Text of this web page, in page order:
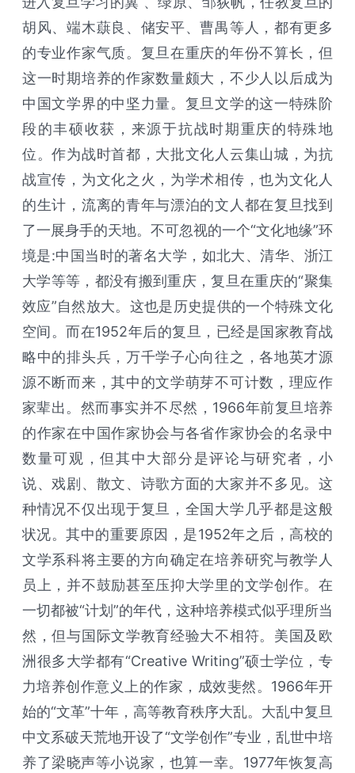
胡风、端木蕻良、储安平、曹禺等人，都有更多
的专业作家气质。复旦在重庆的年份不算长，但
这一时期培养的作家数量颇大，不少人以后成为
中国文学界的中坚力量。复旦文学的这一特殊阶
段的丰硕收获，来源于抗战时期重庆的特殊地
位。作为战时首都，大批文化人云集山城，为抗
战宣传，为文化之火，为学术相传，也为文化人
的生计，流离的青年与漂泊的文人都在复旦找到
了一展身手的天地。不可忽视的一个“文化地缘”环
境是:中国当时的著名大学，如北大、清华、浙江
大学等等，都没有搬到重庆，复旦在重庆的“聚集
效应”自然放大。这也是历史提供的一个特殊文化
空间。而在1952年后的复旦，已经是国家教育战
略中的排头兵，万千学子心向往之，各地英才源
源不断而来，其中的文学萌芽不可计数，理应作
家辈出。然而事实并不尽然，1966年前复旦培养
的作家在中国作家协会与各省作家协会的名录中
数量可观，但其中大部分是评论与研究者，小
说、戏剧、散文、诗歌方面的大家并不多见。这
种情况不仅出现于复旦，全国大学几乎都是这般
状况。其中的重要原因，是1952年之后，高校的
文学系科将主要的方向确定在培养研究与教学人
员上，并不鼓励甚至压抑大学里的文学创作。在
一切都被“计划”的年代，这种培养模式似乎理所当
然，但与国际文学教育经验大不相符。美国及欧
洲很多大学都有“Creative Writing”硕士学位，专
力培养创作意义上的作家，成效斐然。1966年开
始的“文革”十年，高等教育秩序大乱。大乱中复旦
中文系破天荒地开设了“文学创作”专业，乱世中培
养了梁晓声等小说家，也算一幸。1977年恢复高